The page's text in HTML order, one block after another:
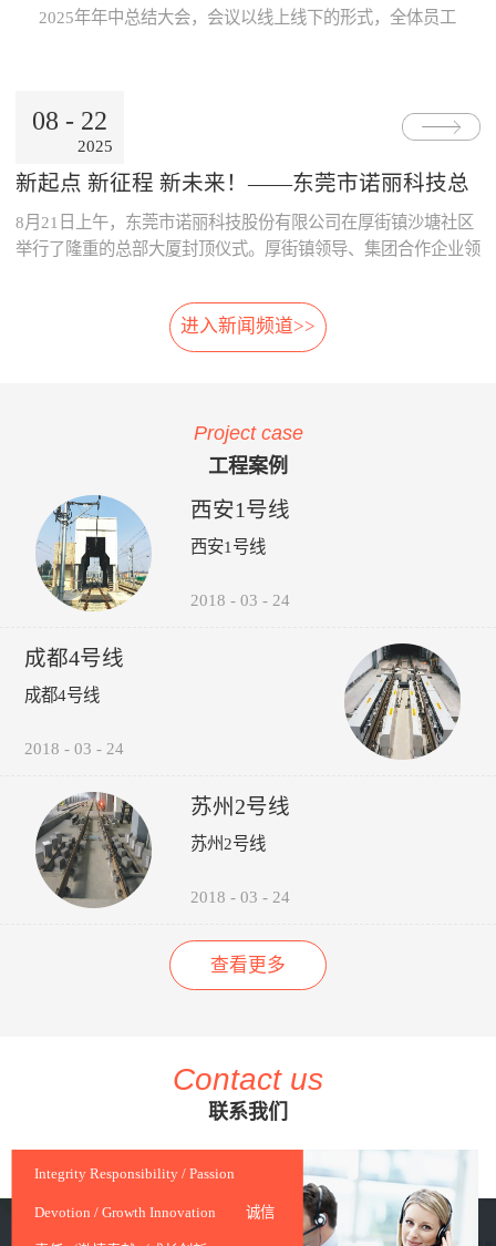
片；· 系统采用了主要部件做
法，根据故障模式进行恢复控
数据的及时、准确传递与分
本的明细，分析重要设备整个
采购决策、控制维修成本提供
了依据，减少企业不必要的浪
费。· 优化资源的配置：系统
提供的资源冲突检测预警功
化，合理的优化了人、财、物
资源。 项目案例与客户反
艺文件的执行力度，通过全貌
化、公开化、信息化系统自动
评价、月报分析，加强了员工
的检修责任心以来，其车辆检
修的运营故障（正线故障）呈
下降趋势（↓14%），而自检
（↑35%），效果如下图所
间长了，车辆多了，管理就跟
不上了，人员变动，对维修维
护工作影响很大，而诺丽科技
的车辆检修管理系统全面解决
了我们以往工作中的所有难
了，管理更规范标准了，我们
上了一个新台阶了。” ——重
修管理人员
Internet公用网络，也可使用地
4、用户终端· 移动用户终端
· 固定用户终端 系统功能： 当
电动列车在线运行时，系统应
能对受电弓与电网之间由于离
线、硬点产生拉弧的现象、受
电弓中心线偏移量、受电弓弓
的运行参数进行检测。并具有
对检测出的超标数据进行自动
主要功能如下：当电动列车在
线运行时，系统对弓网运行情
况实时监测，对受电弓拉弧、
受电弓弓头异常、羊角变形、
碳滑板磨耗、受电弓硬点冲
击、弓网温度、接触网磨耗、
接触网几何参数进行检测，对
接触网的悬挂部件异常状态进
行智能识别。并具有对检测出
数据和图像进行无线传输、记
录、分析、判断、评价功能。
线激光专利技术，模块化设
运营期，进行加装，安装于正
搭建专用检测棚等配套设
施。 3、免维护:核心元件
选用进口件，整体设计安装简
便，远程监控，软件具备自动
需人工分析，系统自动出具智
能分析结果，提供检修月报，
析、轨道异常分析等。 5、
自动方案:根据月报分析结
果，系统自动出具维修方案建
议，包括:厂家选型建议、轮
时机建议轨道打磨建议、轮对
润滑建议。 6、图形化:所
验证，可通过轮录像及照片，
自动采集、分析、计算、传输
通信功能，探测站实现无人值
守。2、自动检测通过车辆的
轮对踏面擦伤深度与面积、轮
缘厚度、轮缘高度、QR值、
2025年年中总结大会，会议以线上线下的形式，全体员工
东率先作《诺丽科技2025年上半年工作总结及下半年工作
计划》报告，从多维度系统梳理上半年成果...
08 - 22
2025
新起点 新征程 新未来！——东莞市诺丽科技总
部大厦喜封金顶，开启发展新篇章
8月21日上午，东莞市诺丽科技股份有限公司在厚街镇沙塘社区
举行了隆重的总部大厦封顶仪式。厚街镇领导、集团合作企业领
起，气氛热烈喜庆，董事长朱晓东为舞狮点睛，为整个活动增添
了浓郁的传统韵味和欢快氛围。 随后，公司领导与嘉宾们一
进入新闻频道>>
Project case
工程案例
西安1号线
西安1号线
2018 - 03 - 24
成都4号线
成都4号线
2018 - 03 - 24
苏州2号线
苏州2号线
2018 - 03 - 24
查看更多
Contact us
联系我们
Integrity Responsibility / Passion
Devotion / Growth Innovation 诚信